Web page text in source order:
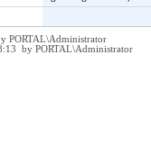
PORTAL\Administrator
by PORTAL\Administrator